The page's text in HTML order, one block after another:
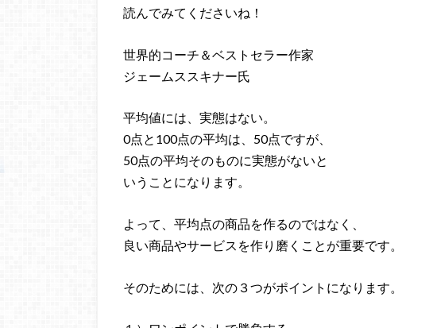
読んでみてくださいね！
世界的コーチ＆ベストセラー作家
ジェームススキナー氏
平均値には、実態はない。
0点と100点の平均は、50点ですが、
50点の平均そのものに実態がないと
いうことになります。
よって、平均点の商品を作るのではなく、
良い商品やサービスを作り磨くことが重要です。
そのためには、次の３つがポイントになります。